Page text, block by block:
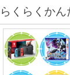
らくらくかん